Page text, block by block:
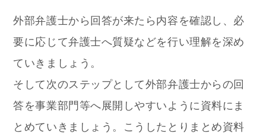
外部弁護士から回答が来たら内容を確認し、必
要に応じて弁護士へ質疑などを行い理解を深め
ていきましょう。
そして次のステップとして外部弁護士からの回
答を事業部門等へ展開しやすいように資料にま
とめていきましょう。こうしたとりまとめ資料